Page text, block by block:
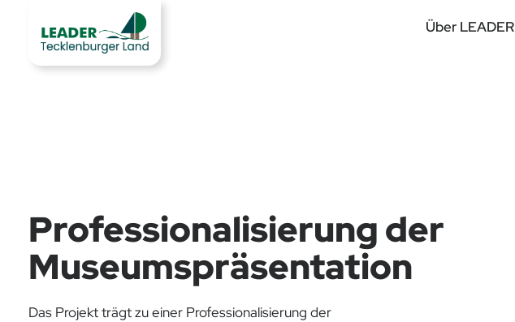
Über LEADER
Professionalisierung der
Museumspräsentation
Das Projekt trägt zu einer Professionalisierung der